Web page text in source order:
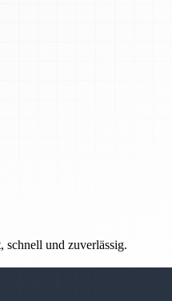
schnell und zuverlässig.